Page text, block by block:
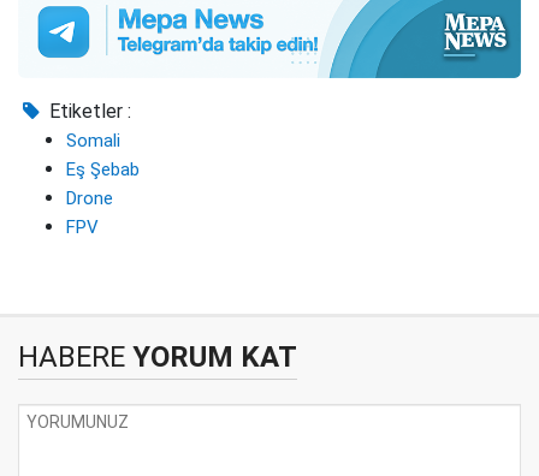
Etiketler :
Somali
Eş Şebab
Drone
FPV
HABERE YORUM KAT